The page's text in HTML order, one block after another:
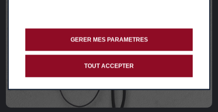
GERER MES PARAMETRES
TOUT ACCEPTER